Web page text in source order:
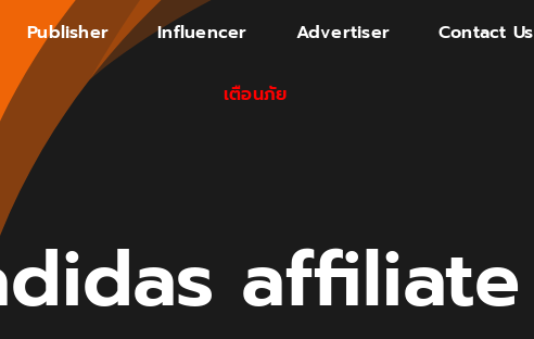
Publisher Influencer Advertiser Contact Us
เตือนภัย
affiliate